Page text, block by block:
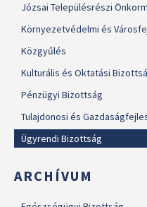
Józsai Településrészi
Környezetvédelmi és
Közgyűlés
Kulturális és Oktatási
Pénzügyi Bizottság
Tulajdonosi és
Ügyrendi Bizottság
ARCHÍVUM